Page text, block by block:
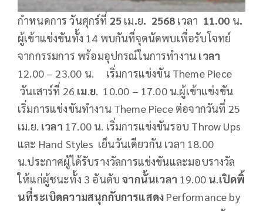
กำหนดการ วันศุกร์ที่ 25 เม.ย. 2568 เวลา 11.00 น.
ผู้เข้าแข่งขันทั้ง 14 พบกันที่จุดนัดพบเพื่อรับโจทย์
จากกรรมการ พร้อมอุปกรณ์ในการทำงาน เวลา
12.00 – 23.00 น. เริ่มการแข่งขัน Theme Piece
วันเสาร์ที่ 26 เม.ย. 10.00 – 17.00 น.ผู้เข้าแข่งขัน
เริ่มการแข่งขันทำงาน Theme Piece ต่อจากวันที่ 25
เม.ย. เวลา 17.00 น. เริ่มการแข่งขันรอบ Throw Ups
และ Hand Styles เย็นวันเดียวกัน เวลา 18.00
น.ประกาศผู้ได้รับรางวัลการแข่งขันและมอบรางวัล
ให้แก่ผู้ชนะทั้ง 3 อันดับจากนั้นเวลา 19.00น.เปิดพิ้
นที่ระเบิดความสนุกกับการแสดง Performance by